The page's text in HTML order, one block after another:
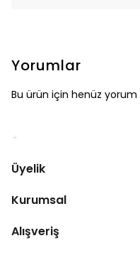
Yorumlar
Bu ürün için henüz yorum
Üyelik
Kurumsal
Alışveriş